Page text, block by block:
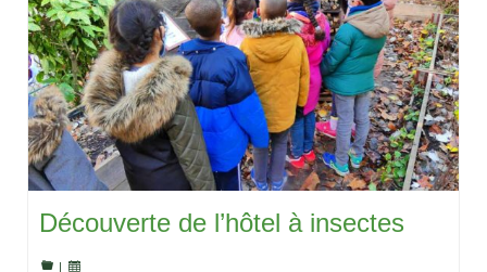
Découverte de l’hôtel à insectes